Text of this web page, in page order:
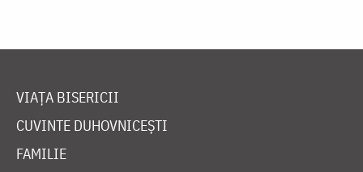
VIAȚA BISERICII
CUVINTE DUHOVNICEȘTI
FAMILIE